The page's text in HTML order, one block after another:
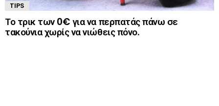
TIPS
Το τρικ των 0€ για να περπατάς πάνω σε
τακούνια χωρίς να νιώθεις πόνο.